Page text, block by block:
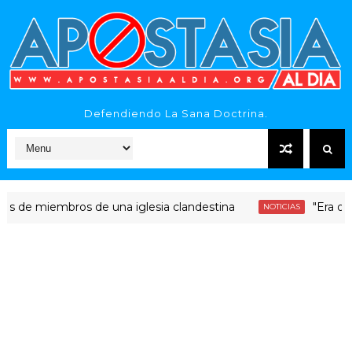
Defendiendo La Sana Doctrina.
de una iglesia clandestina NOTICIAS "Era dinero